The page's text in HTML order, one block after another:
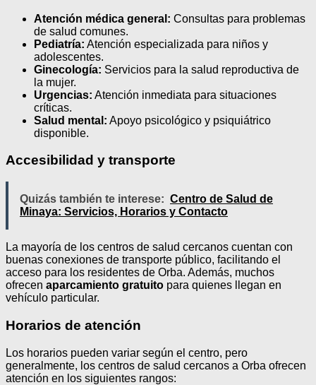
Atención médica general: Consultas para problemas
de salud comunes.
Pediatría: Atención especializada para niños y
adolescentes.
Ginecología: Servicios para la salud reproductiva de
la mujer.
Urgencias: Atención inmediata para situaciones
críticas.
Salud mental: Apoyo psicológico y psiquiátrico
disponible.
Accesibilidad y transporte
Quizás también te interese: Centro de Salud de
Minaya: Servicios, Horarios y Contacto
La mayoría de los centros de salud cercanos cuentan con
buenas conexiones de transporte público, facilitando el
acceso para los residentes de Orba. Además, muchos
ofrecen aparcamiento gratuito para quienes llegan en
vehículo particular.
Horarios de atención
Los horarios pueden variar según el centro, pero
generalmente, los centros de salud cercanos a Orba ofrecen
atención en los siguientes rangos: